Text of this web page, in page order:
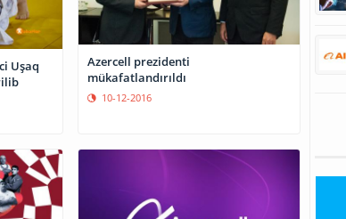
Uşaq
Azercell prezidenti
mükafatlandırıldı
10-12-2016